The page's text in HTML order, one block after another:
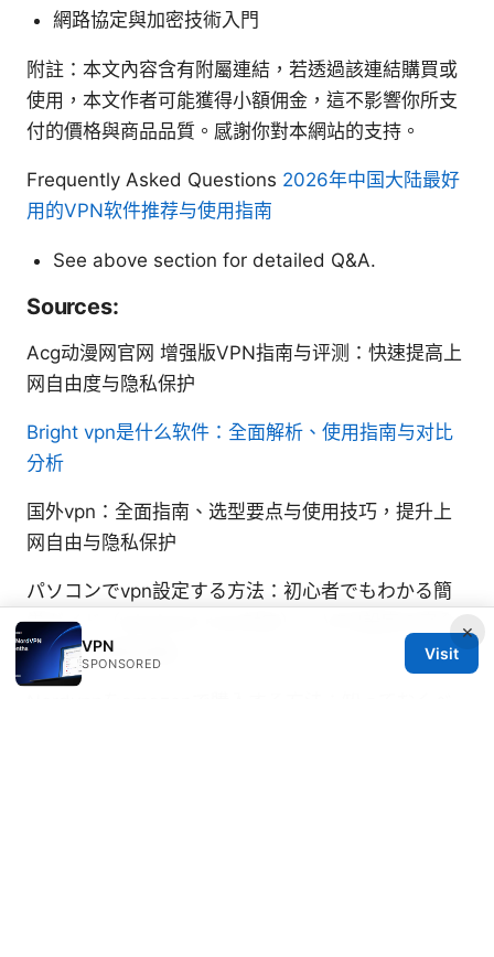
網路協定與加密技術入門
附註：本文內容含有附屬連結，若透過該連結購買或
使用，本文作者可能獲得小額佣金，這不影響你所支
付的價格與商品品質。感謝你對本網站的支持。
Frequently Asked Questions 2026年中国大陆最好
用的VPN软件推荐与使用指南
See above section for detailed Q&A.
Sources:
Acg动漫网官网 增强版VPN指南与评测：快速提高上
网自由度与隐私保护
Bright vpn是什么软件：全面解析、使用指南与对比
分析
国外vpn：全面指南、选型要点与使用技巧，提升上
网自由与隐私保护
パソコンでvpn設定する方法：初心者でもわかる簡
単ガイド（windows mac対応）— VPN設定の完全
ガイドと最新情報
×
VPN
SPONSORED
Visit